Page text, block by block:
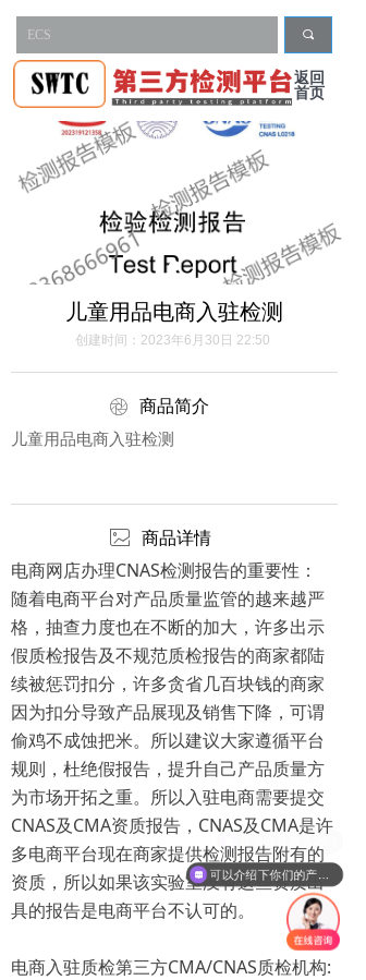
끠
返回
首页
儿童用品电商入驻检测
商品简介
创建时间： 2023年6月30日 22:50
儿童用品电商入驻检测
商品详情
电商网店办理CNAS检测报告的重要性：
随着电商平台对产品质量监管的越来越严
格，抽查力度也在不断的加大，许多出示
假质检报告及不规范质检报告的商家都陆
续被惩罚扣分，许多贪省几百块钱的商家
因为扣分导致产品展现及销售下降，可谓
偷鸡不成蚀把米。所以建议大家遵循平台
规则，杜绝假报告，提升自己产品质量方
为市场开拓之重。所以入驻电商需要提交
CNAS及CMA资质报告，CNAS及CMA是许
多电商平台现在商家提供检测报告附有的
资质，所以如果该实验室没有这些资质出
具的报告是电商平台不认可的。
电商入驻质检第三方CMA/CNAS质检机构:
ꁵ
ꂈ